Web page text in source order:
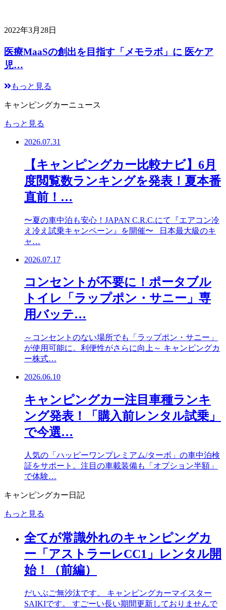
2022年3月28日
医療MaaSの創出を目指す「メモラボ」に 医ケア
児…
もっと見る
キャンピングカーニュース
もっと見る
2026.07.31
【キャンピングカー比較ナビ】6月
度閲覧数ランキングを発表！夏本番
直前！…
〜夏の車中泊も安心！JAPAN C.R.C.にて『エアコン冷
え冷え試乗キャンペーン』を開催〜 日本最大級のキ
ャ…
2026.07.17
コンセントが不要に！ポータブル
トイレ「ラップポン・サニー」専
用バッテ…
～コンセントのない場所でも「ラップポン・サニー」
が使用可能に。利便性がさらに向上～ キャンピングカ
ー株式…
2026.06.10
キャンピングカー注目車種ランキ
ング発表！「購入前レンタル試乗」
で今選…
人気の「ハッピーワンプレミアム/ターボ」の車中泊検
証をサポート。注目の車載装備も「オプション半額」
で体験…
キャンピングカー日記
もっと見る
全てが常識外れのキャンピングカ
ー「アストラーレCC1」レンタル開
始！（前編）
だいぶご無沙汰です。 キャンピングカーマイスター
SAIKIです。 すごーい長い期間更新しておりませんで